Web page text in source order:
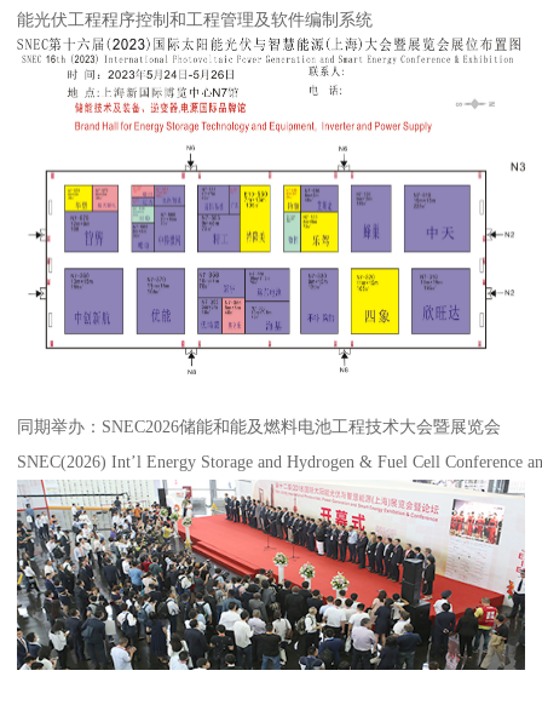
能光伏工程程序控制和工程管理及软件编制系统
同期举办：SNEC2026储能和能及燃料电池工程技术大会暨展览会
SNEC(2026) Int’l Energy Storage and Hydrogen & Fuel Cell Conference